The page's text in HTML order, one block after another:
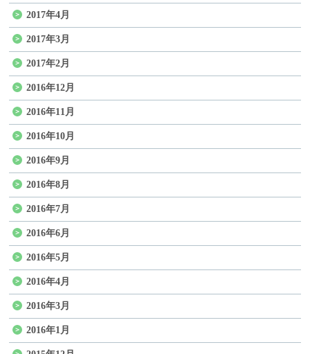
2017年4月
2017年3月
2017年2月
2016年12月
2016年11月
2016年10月
2016年9月
2016年8月
2016年7月
2016年6月
2016年5月
2016年4月
2016年3月
2016年1月